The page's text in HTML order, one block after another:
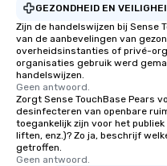
GEZONDHEID EN
Zijn de handelswijzen bij Sense
van de aanbevelingen van
overheidsinstanties of privé-
organisaties gebruik werd
handelswijzen.
Geen antwoord.
Zorgt Sense TouchBase Pears
desinfecteren van openbare
toegankelijk zijn voor het
liften, enz.)? Zo ja, beschrijf
getroffen.
Geen antwoord.